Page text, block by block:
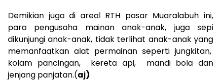
Demikian juga di areal RTH pasar Muaralabuh ini,
para pengusaha mainan anak-anak, juga sepi
dikunjungi anak-anak, tidak terlihat anak-anak yang
memanfaatkan alat permainan seperti jungkitan,
kolam pancingan, kereta api, mandi bola dan
jenjang panjatan.(aj)